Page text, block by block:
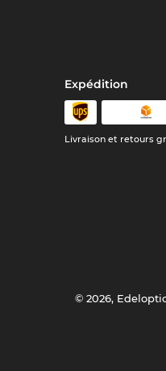
Expédition
Livraison et retours
© 2026,